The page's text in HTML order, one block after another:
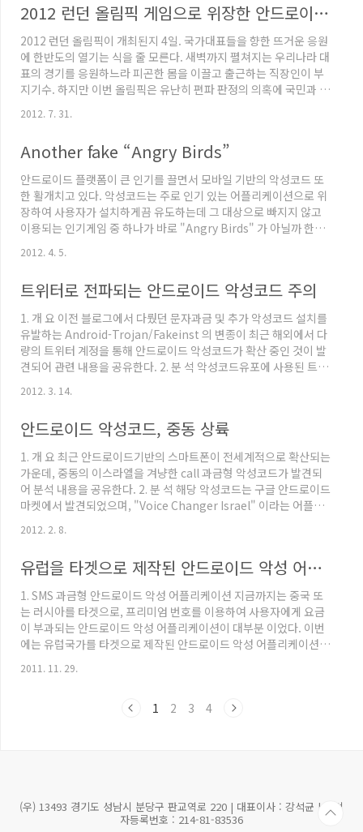
유포되고 있었다. "*** 고객님! 이번달 사용내역입니다
http://tinyurl.com/******* ☜클릭" 해당 앱에 대하여 살펴보
자. 해당 앱을 설치해 확인해보면, 아래와 같이 Google Play 에서
배포되는 정상 앱과 구분이 어렵..
2012 런던 올림픽 게임으로 위장한 안드로이드 악성코드 발견
2012 런던 올림픽이 개최된지 4일. 국가대표들을 향한 뜨거운 응원
에 한반도의 열기는 식을 줄 모른다. 새벽까지 펼쳐지는 우리나라 대
표의 경기를 응원하느라 피곤한 몸을 이끌고 출근하는 직장인이 부
지기수. 하지만 이번 올림픽은 유난히 편파 판정의 의혹에 국민과 국
한 사람들의 관심을 이용하여 또 한번 사용자들을 감염시키기 위해
라는 타이틀로 위장하고 있다. 러시아에서 발견되었으며, 구글정식
마켓이 아닌 사설마켓에서 발견된 악성코드이다. 이 악성어플은 설
치시 사용자 폰의 정보를 무단으로 전송시키며, 아래의 특정한 지정
번호로 문자 메시지를 발송한다. [그림. malicious ..
2012. 7. 31.
Another fake “Angry Birds”
안드로이드 플랫폼이 큰 인기를 끌면서 모바일 기반의 악성코드 또
한 활개치고 있다. 악성코드는 주로 인기 있는 어플리케이션으로 위
장하여 사용자가 설치하게끔 유도하는데 그 대상으로 빠지지 않고
이용되는 인기게임 중 하나가 바로 "Angry Birds" 가 아닐까 한다.
위장하고 있어 주의가 필요하다. [fig. 가짜 Angry Birds 아이콘]
같이 Angry Birds 게임으로 위장하고 있다. 중국의 써드파티 안드
로이드마켓 규모는 우리나라보다 크고 정품어플리케이션을 불법으
로 받기 위해 이용하는 경우가 많아 사용자들이 쉽사리 악성어플리
케이션에 대해 노출되기 쉬운 환경이다...
2012. 4. 5.
트위터로 전파되는 안드로이드 악성코드 주의
1. 개 요 이전 블로그에서 다뤘던 문자과금 및 추가 악성코드 설치를
유발하는 Android-Trojan/Fakeinst 의 변종이 최근 해외에서 다
량의 트위터 계정을 통해 안드로이드 악성코드가 확산 중인 것이 발
견되어 관련 내용을 공유한다. 2. 분 석 악성코드유포에 사용된 트윗
설치를 유도하는 특징이 있고, 내용들은 인기어플리케이션을 소개
로 구성되어 있다. [fig 1. 악성코드 유포 트윗] 트윗에 포함된 단축
URL 을 클릭하면 아래와 같이 악성코드 설치를 유도하는 페이지로
접근된다. 해당 페이지들은 주로 인기어플리케이션(모바일 브라우
저, 모바일 백신 등) 설치페이지로..
2012. 3. 14.
안드로이드 악성코드, 중동 상륙
1. 개 요 최근 안드로이드기반의 스마트폰이 전세계적으로 확산되는
가운데, 중동의 이스라엘을 겨냥한 call 과금형 악성코드가 발견되
어 분석 내용을 공유한다. 2. 분 석 해당 악성코드는 구글 안드로이드
마켓에서 발견되었으며, "Voice Changer Israel" 이라는 어플리
을 변조하여 상대방에게 전화를 걸 수 있는 엔터테인먼트 어플리케
전화번호 입력란과 전화통화시 세가지의 목소리를 선택할 수 있고,
아래의 통화버튼 밑에 1분당 6 NIS(약 1.6달러) 가 과금 된다는 안내
문이 표기되어 있는 것을 확인할 수 있다. [fig. 실행 화면] 코드를 살
펴보면, 아래와..
2012. 2. 8.
유럽을 타겟으로 제작된 안드로이드 악성 어플리케이션
1. SMS 과금형 안드로이드 악성 어플리케이션 지금까지는 중국 또
는 러시아를 타겟으로, 프리미엄 번호를 이용하여 사용자에게 요금
이 부과되는 안드로이드 악성 어플리케이션이 대부분 이었다. 이번
에는 유럽국가를 타겟으로 제작된 안드로이드 악성 어플리케이션을
성 어플리케이션의 정보 [그림] 악성 어플리케이션의 정보(아이콘,
2.2) 이상에서 설치가 가능하도록 제작되어 있다. - SEND_SMS 권
2011. 11. 29.
1 2 3 4
(우) 13493 경기도 성남시 분당구 판교역로 220 | 대표이사 : 강석균 | 사업
자등록번호 : 214-81-83536